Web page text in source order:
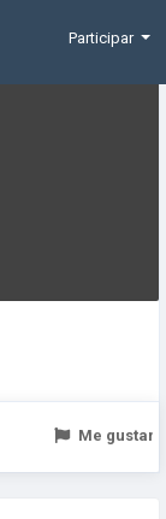
Participar
Me gustan